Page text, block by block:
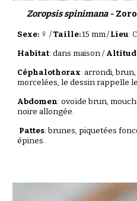
Zoropsisspinimana-
Sexe: ♀/Taille:15 mm/Lieu:
Habitat:dans maison/
Céphalothorax: arrondi,
morcelées,le dessin rappelle
Abdomen: ovoïde brun,
noire allongée.
Pattes: brunes,piquetées
épines.